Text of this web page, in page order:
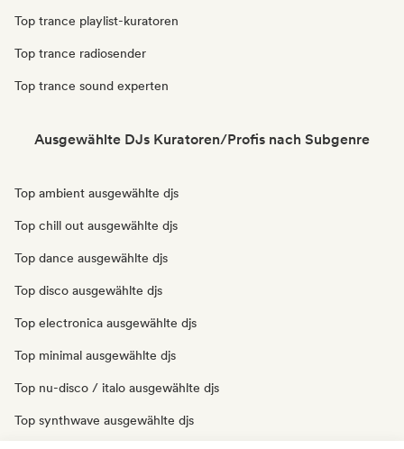
Top trance playlist-kuratoren
Top trance radiosender
Top trance sound experten
Ausgewählte DJs Kuratoren/Profis nach Subgenre
Top ambient ausgewählte djs
Top chill out ausgewählte djs
Top dance ausgewählte djs
Top disco ausgewählte djs
Top electronica ausgewählte djs
Top minimal ausgewählte djs
Top nu-disco / italo ausgewählte djs
Top synthwave ausgewählte djs